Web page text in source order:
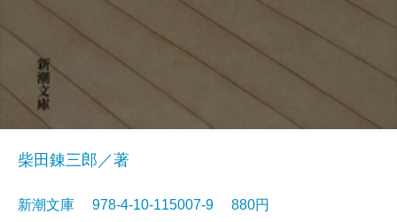
柴田錬三郎／著
新潮文庫 978-4-10-115007-9 880円